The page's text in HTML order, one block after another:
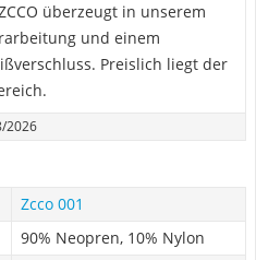
überzeugt in unserem
und einem
Preislich liegt der
2026
Zcco 001
90% Neopren, 10% Nylon